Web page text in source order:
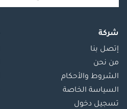
شركة
إتصل بنا
من نحن
الشروط والأحكام
السياسة الخاصة
تسجيل دخول